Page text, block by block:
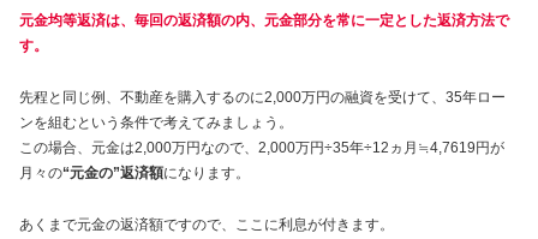
元金均等返済は、毎回の返済額の内、元金部分を常に一定とした返済方法で
す。
先程と同じ例、不動産を購入するのに2,000万円の融資を受けて、35年ロー
ンを組むという条件で考えてみましょう。
この場合、元金は2,000万円なので、2,000万円÷35年÷12ヵ月≒4,7619円が
月々の“元金の”返済額になります。
あくまで元金の返済額ですので、ここに利息が付きます。